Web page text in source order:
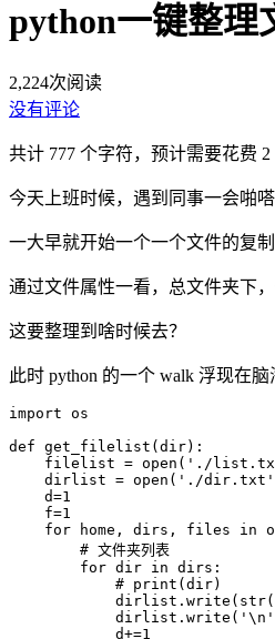
python一键整理
2,224次阅读
没有评论
共计 777 个字符，预计需要花费 2
今天上班时候，遇到同事一会啪
一大早就开始一个一个文件的复
通过文件属性一看，总文件夹下
这要整理到啥时候去？
此时 python 的一个 walk 浮现在
import os
def get_filelist(dir):